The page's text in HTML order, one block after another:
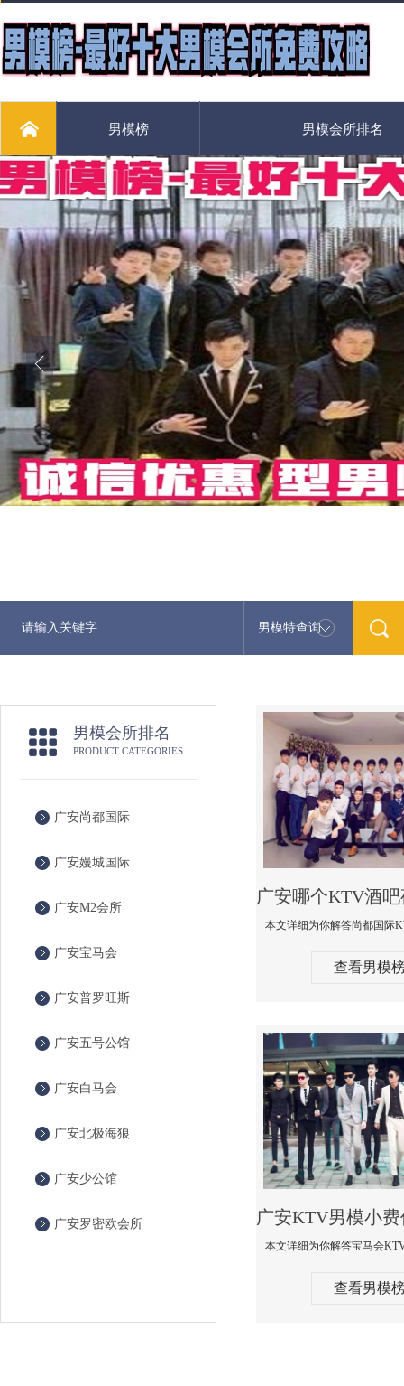
男模榜 男模会所排名
男模特查询
男模会所排名
PRODUCT CATEGORIES
广安尚都国际
广安嫚城国际
广安M2会所
广安宝马会
广安普罗旺斯
广安五号公馆
广安白马会
广安北极海狼
广安少公馆
广安罗密欧会所
查看男模
查看男模